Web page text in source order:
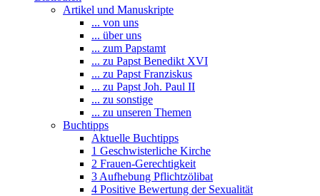
Artikel und Manuskripte
... von uns
... über uns
... zum Papstamt
... zu Papst Benedikt XVI
... zu Papst Franziskus
... zu Papst Joh. Paul II
... zu sonstige
... zu unseren Themen
Buchtipps
Aktuelle Buchtipps
1 Geschwisterliche Kirche
2 Frauen-Gerechtigkeit
3 Aufhebung Pflichtzölibat
4 Positive Bewertung der Sexualität